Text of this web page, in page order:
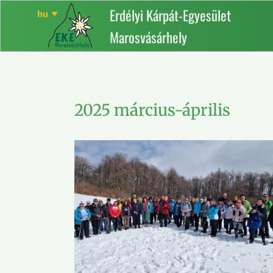
Erdélyi Kárpát-Egyesület
Marosvásárhely
2025 március-április